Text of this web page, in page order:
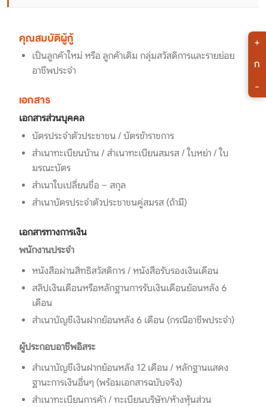
คุณสมบัติผู้กู้
เป็นลูกค้าใหม่ หรือ ลูกค้าเดิม กลุ่มสวัสดิการและรายย่อย
อาชีพประจำ
เอกสาร
เอกสารส่วนบุคคล
บัตรประจำตัวประชาชน / บัตรข้าราชการ
สำเนาทะเบียนบ้าน / สำเนาทะเบียนสมรส / ใบหย่า / ใบ
มรณะบัตร
สำเนาใบเปลี่ยนชื่อ – สกุล
สำเนาบัตรประจำตัวประชาชนคู่สมรส (ถ้ามี)
เอกสารทางการเงิน
พนักงานประจำ
หนังสือผ่านสิทธิสวัสดิการ / หนังสือรับรองเงินเดือน
สลิปเงินเดือนหรือหลักฐานการรับเงินเดือนย้อนหลัง 6
เดือน
สำเนาบัญชีเงินฝากย้อนหลัง 6 เดือน (กรณีอาชีพประจำ)
ผู้ประกอบอาชีพอิสระ
สำเนาบัญชีเงินฝากย้อนหลัง 12 เดือน / หลักฐานแสดง
ฐานะการเงินอื่นๆ (พร้อมเอกสารฉบับจริง)
สำเนาทะเบียนการค้า / ทะเบียนบริษัท/ห้างหุ้นส่วน
+
ก
-